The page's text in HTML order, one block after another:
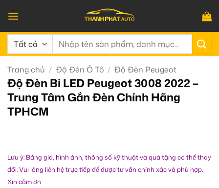
qua
nội
dung
Tìm
Trang chủ / Độ Đèn Ô Tô / Độ Đèn Peugeot
Độ Đèn Bi LED Peugeot 3008 2022 –
Trung Tâm Gắn Đèn Chính Hãng
TPHCM
Lưu ý: Bảng giá, hình ảnh, thông số kỹ thuật và quà tặng có thể thay
đổi. Vui lòng liên hệ trực tiếp để được tư vấn chính xác và phù hợp.
Xin cảm ơn